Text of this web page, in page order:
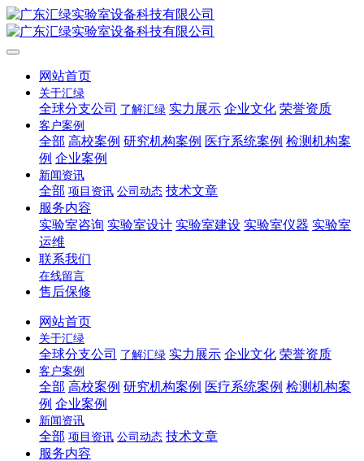
网站首页
关于汇绿
全球分支公司 了解汇绿 实力展示 企业文化 荣誉资质
客户案例
全部 高校案例 研究机构案例 医疗系统案例 检测机构案
例 企业案例
新闻资讯
全部 项目资讯 公司动态 技术文章
服务内容
实验室咨询 实验室设计 实验室建设 实验室仪器 实验室
运维
联系我们
在线留言
售后保修
网站首页
关于汇绿
全球分支公司 了解汇绿 实力展示 企业文化 荣誉资质
客户案例
全部 高校案例 研究机构案例 医疗系统案例 检测机构案
例 企业案例
新闻资讯
全部 项目资讯 公司动态 技术文章
服务内容